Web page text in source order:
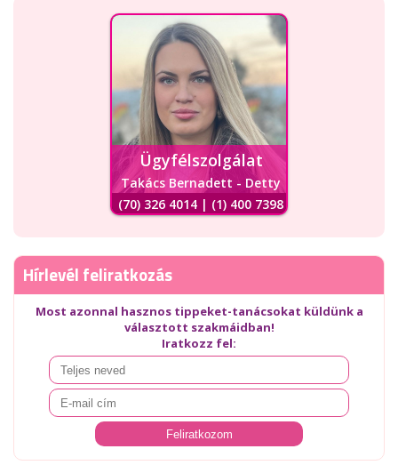
Ügyfélszolgálat
Takács Bernadett - Detty
(70) 326 4014 | (1) 400 7398
Hírlevél feliratkozás
Most azonnal hasznos tippeket-tanácsokat küldünk a
választott szakmáidban!
Iratkozz fel: